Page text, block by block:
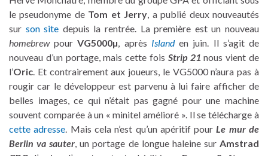
le pseudonyme de Tom et Jerry, a publié deux nouveautés
sur son site depuis la rentrée. La première est un nouveau
homebrewpourVG5000µ, après Islanden juin. Il s’agit de
nouveau d’un portage, mais cette fois Strip 21 nous vient de
l’Oric. Et contrairement aux joueurs, le VG5000 n’aura pas à
rougir car le développeur est parvenu à lui faire afficher de
belles images, ce qui n’était pas gagné pour une machine
souvent comparée à un « minitel amélioré ». Il se télécharge à
cette adresse. Mais cela n’est qu’un apéritif pourLe mur de
Berlin va sauter, un portage de longue haleine surAmstrad